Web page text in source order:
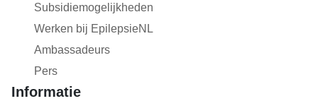
Subsidiemogelijkheden
Werken bij EpilepsieNL
Ambassadeurs
Pers
Informatie